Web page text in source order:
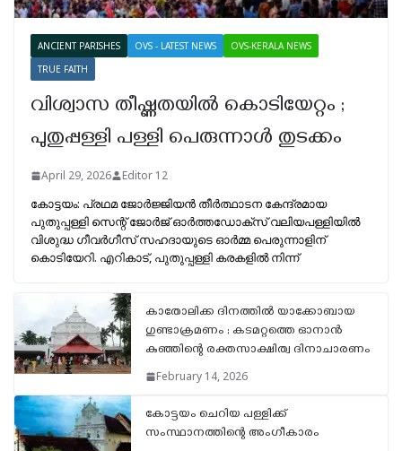
ANCIENT PARISHES OVS - LATEST NEWS
OVS-KERALA NEWS
TRUE FAITH
വിശ്വാസ തീഷ്ണതയിൽ കൊടിയേറ്റം ;
പുതുപ്പള്ളി പള്ളി പെരുന്നാൾ തുടക്കം
April 29, 2026 Editor 12
കോട്ടയം: പ്രഥമ ജോർജ്ജിയൻ തീർത്ഥാടന കേന്ദ്രമായ
പുതുപ്പള്ളി സെന്റ് ജോർജ് ഓർത്തഡോക്‌സ് വലിയപള്ളിയിൽ
വിശുദ്ധ ഗീവർഗീസ് സഹദായുടെ ഓർമ്മ പെരുന്നാളിന്
കൊടിയേറി. എറികാട്, പുതുപ്പള്ളി കരകളിൽ നിന്ന്
കാതോലിക്ക ദിനത്തിൽ യാക്കോബായ
ഗുണ്ടാക്രമണം ; കടമറ്റത്തെ ഓനാൻ
കുഞ്ഞിന്റെ രക്തസാക്ഷിത്വ ദിനാചാരണം
February 14, 2026
കോട്ടയം ചെറിയ പള്ളിക്ക്
സംസ്ഥാനത്തിന്റെ അംഗീകാരം